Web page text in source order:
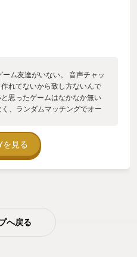
ム友達がいない。 音声チャッ
れてないから致し方ないんで
思ったゲームはなかなか無い
、ランダムマッチングでオー
ームです。」というカテゴリ
好きなように海賊してくださ
イがいちいち面倒くさい。 船
し、砲弾をアイテムとしても
を見る
へ戻る